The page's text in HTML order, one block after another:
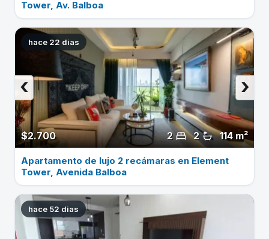
Tower, Av. Balboa
hace 22 dias
$2.700 114 m²
2
2
›
‹
Apartamento de lujo 2 recámaras en Element
Tower, Avenida Balboa
hace 52 dias